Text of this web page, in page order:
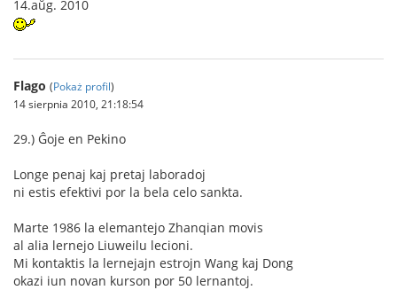
14.aŭg. 2010
Flago (Pokaż profil)
14 sierpnia 2010, 21:18:54
29.) Ĝoje en Pekino
Longe penaj kaj pretaj laboradoj
ni estis efektivi por la bela celo sankta.
Marte 1986 la elemantejo Zhanqian movis
al alia lernejo Liuweilu lecioni.
Mi kontaktis la lernejajn estrojn Wang kaj Dong
okazi iun novan kurson por 50 lernantoj.